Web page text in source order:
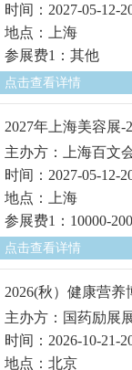
时间：2027-05-12-
地点：上海
参展费1：其他
点击查看详情
2027年上海美容展-
主办方：上海百文
时间：2027-05-12-
地点：上海
参展费1：10000-
点击查看详情
2026(秋）健康营
主办方：国药励展
时间：2026-10-21-
地点：北京